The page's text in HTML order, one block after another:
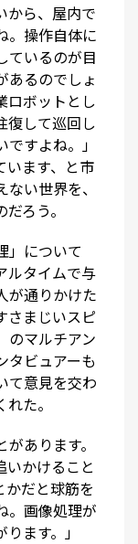
から、屋内で
。操作自体に
ているのが目
あるのでしょ
ロボットとし
復して巡回し
すよね。」
います、と市
い世界を、
ろう。
」について
ルタイムで与
が通りかけた
さまじいスピ
のマルチアン
タビュアーも
て意見を交わ
た。
あります。
いかけること
かだと球筋を
。画像処理が
ます。」